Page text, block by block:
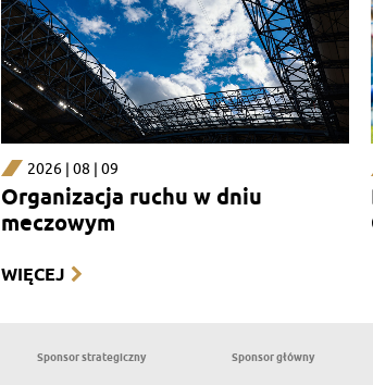
2026 | 08 | 09
Organizacja ruchu w dniu
meczowym
WIĘCEJ
Sponsor strategiczny Sponsor główny